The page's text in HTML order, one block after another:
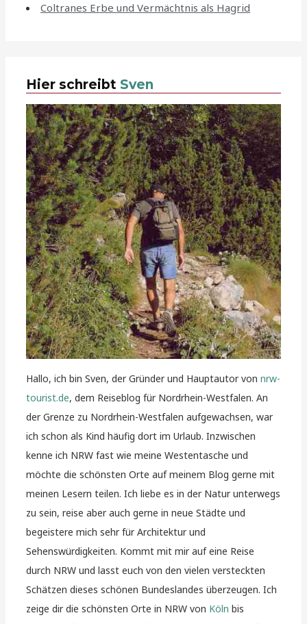
Coltranes Erbe und Vermächtnis als Hagrid
Hier schreibt Sven
Hallo, ich bin Sven, der Gründer und Hauptautor vonnrw-
tourist.de, dem Reiseblog für Nordrhein-Westfalen. An
der Grenze zu Nordrhein-Westfalen aufgewachsen, war
ich schon als Kind häufig dort im Urlaub. Inzwischen
kenne ich NRW fast wie meine Westentasche und
möchte die schönsten Orte auf meinem Blog gerne mit
meinen Lesern teilen. Ich liebe es in der Natur unterwegs
zu sein, reise aber auch gerne in neue Städte und
begeistere mich sehr für Architektur und
Sehenswürdigkeiten. Kommt mit mir auf eine Reise
durch NRW und lasst euch von den vielen versteckten
Schätzen dieses schönen Bundeslandes überzeugen. Ich
zeige dir die schönsten Orte in NRW von Köln bis